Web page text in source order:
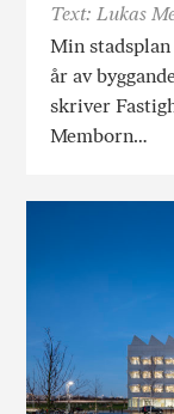
Text: Lukas
Min
år av
skriver
Memborn…